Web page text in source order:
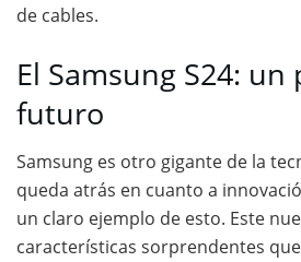
de cables.
El Samsung S24: un
futuro
Samsung es otro gigante de la
queda atrás en cuanto a
un claro ejemplo de esto. Este
características sorprendentes